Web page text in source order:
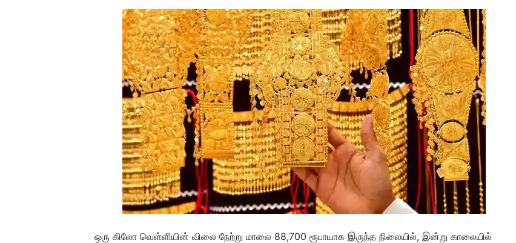
ஒரு கிலோ வெள்ளியின் விலை நேற்று மாலை 88,700 ரூபாயாக இருந்த நிலையில், இன்று காலையில்